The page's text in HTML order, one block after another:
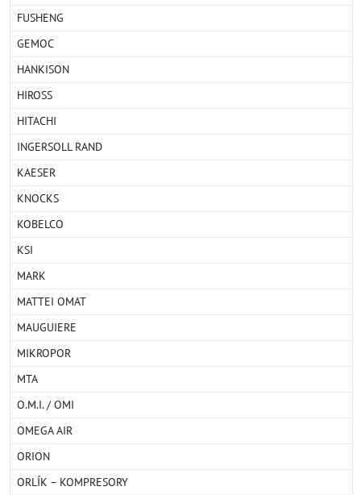
FUSHENG
GEMOC
HANKISON
HIROSS
HITACHI
INGERSOLL RAND
KAESER
KNOCKS
KOBELCO
KSI
MARK
MATTEI OMAT
MAUGUIERE
MIKROPOR
MTA
O.M.I. / OMI
OMEGA AIR
ORION
ORLÍK – KOMPRESORY